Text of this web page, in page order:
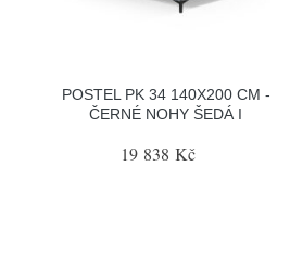
POSTEL PK 34 140X200 CM -
ČERNÉ NOHY ŠEDÁ I
19 838 Kč